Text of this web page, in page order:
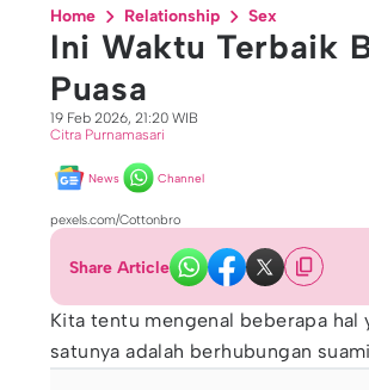
Home Relationship Sex
Ini Waktu Terbaik
Puasa
19 Feb 2026, 21:20 WIB
Citra Purnamasari
News Channel
pexels.com/Cottonbro
Share Article
Kita tentu mengenal beberapa hal
satunya adalah berhubungan